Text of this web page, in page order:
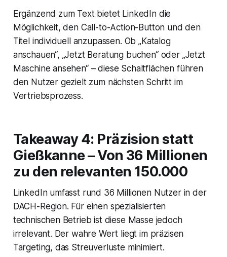
Ergänzend zum Text bietet LinkedIn die
Möglichkeit, den Call-to-Action-Button und den
Titel individuell anzupassen. Ob „Katalog
anschauen“, „Jetzt Beratung buchen“ oder „Jetzt
Maschine ansehen“ – diese Schaltflächen führen
den Nutzer gezielt zum nächsten Schritt im
Vertriebsprozess.
Takeaway 4: Präzision statt
Gießkanne – Von 36 Millionen
zu den relevanten 150.000
LinkedIn umfasst rund 36 Millionen Nutzer in der
DACH-Region. Für einen spezialisierten
technischen Betrieb ist diese Masse jedoch
irrelevant. Der wahre Wert liegt im präzisen
Targeting, das Streuverluste minimiert.